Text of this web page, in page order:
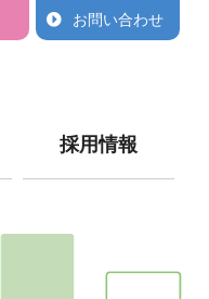
お問い合わせ
採用情報